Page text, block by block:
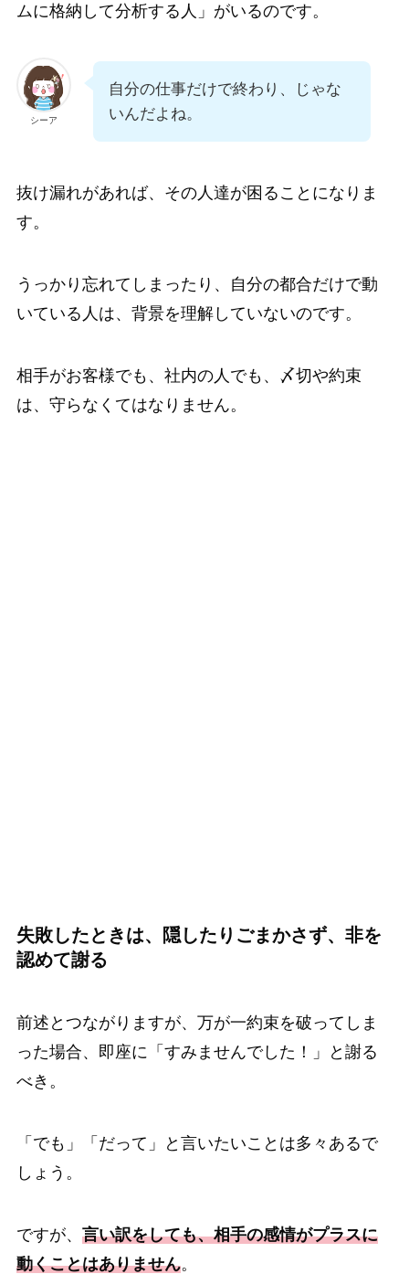
ムに格納して分析する人」がいるのです。
シーア
自分の仕事だけで終わり、じゃな
いんだよね。
抜け漏れがあれば、その人達が困ることになりま
す。
うっかり忘れてしまったり、自分の都合だけで動
いている人は、背景を理解していないのです。
相手がお客様でも、社内の人でも、〆切や約束
は、守らなくてはなりません。
失敗したときは、隠したりごまかさず、非を
認めて謝る
前述とつながりますが、万が一約束を破ってしま
った場合、即座に「すみませんでした！」と謝る
べき。
「でも」「だって」と言いたいことは多々あるで
しょう。
ですが、 言い訳をしても、相手の感情がプラスに
動くことはありません。